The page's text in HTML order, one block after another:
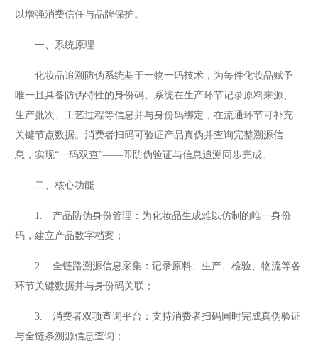
以增强消费信任与品牌保护。
一、系统原理
化妆品追溯防伪系统基于一物一码技术，为每件化妆品赋予
唯一且具备防伪特性的身份码。系统在生产环节记录原料来源、
生产批次、工艺过程等信息并与身份码绑定，在流通环节可补充
关键节点数据。消费者扫码可验证产品真伪并查询完整溯源信
息，实现“一码双查”——即防伪验证与信息追溯同步完成。
二、核心功能
1. 产品防伪身份管理：为化妆品生成难以仿制的唯一身份
码，建立产品数字档案；
2. 全链路溯源信息采集：记录原料、生产、检验、物流等各
环节关键数据并与身份码关联；
3. 消费者双项查询平台：支持消费者扫码同时完成真伪验证
与全链条溯源信息查询；